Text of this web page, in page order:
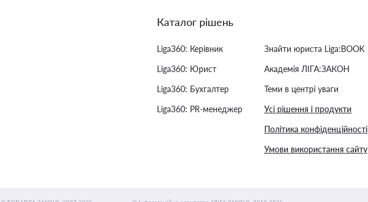
Каталог рішень
Liga360: Керівник
Liga360: Юрист
Liga360: Бухгалтер
Liga360: PR-менеджер
Знайти юриста Liga:BOOK
Академія ЛІГА:ЗАКОН
Теми в центрі уваги
Усі рішення і продукти
Політика конфіденційності
Умови використання сайту